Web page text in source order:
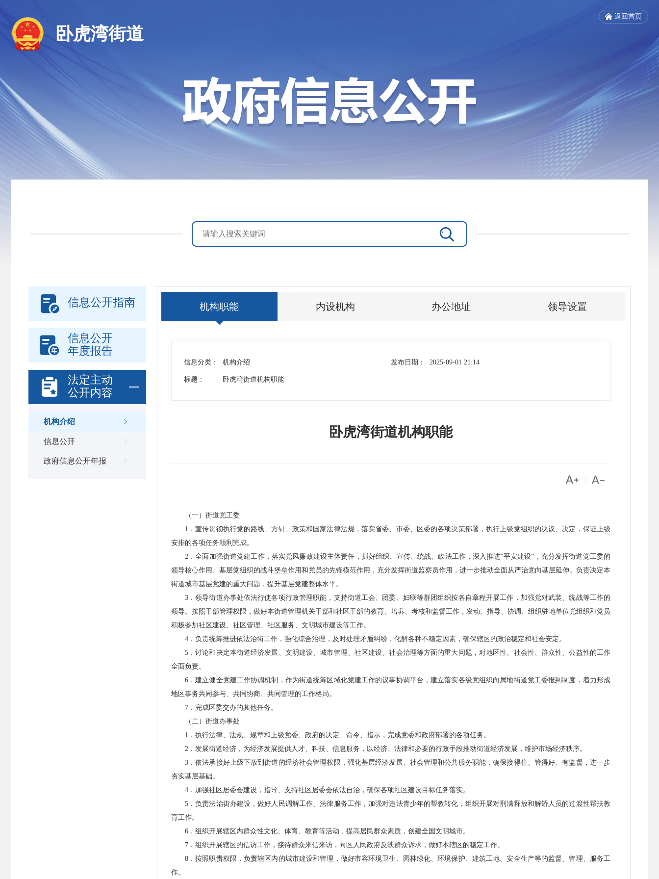
卧虎湾街道
 返回首页

 信息公开指南

信息公开
年度报告

法定主动
公开内容

机构介绍

信息公开

政府信息公开年报
机构职能 内设机构 办公地址 领导设置
信息分类： 机构介绍 发布日期： 2025-09-01 21:14
标题： 卧虎湾街道机构职能
卧虎湾街道机构职能
 
（一）街道党工委
1．宣传贯彻执行党的路线、方针、政策和国家法律法规，落实省委、市委、区委的各项决策部署，执行上级党组织的决议、决定，保证上级
安排的各项任务顺利完成。
2．全面加强街道党建工作，落实党风廉政建设主体责任，抓好组织、宣传、统战、政法工作，深入推进“平安建设”，充分发挥街道党工委的
领导核心作用、基层党组织的战斗堡垒作用和党员的先锋模范作用，充分发挥街道监察员作用，进一步推动全面从严治党向基层延伸。负责决定本
街道城市基层党建的重大问题，提升基层党建整体水平。
3．领导街道办事处依法行使各项行政管理职能，支持街道工会、团委、妇联等群团组织按各自章程开展工作，加强党对武装、统战等工作的
领导。按照干部管理权限，做好本街道管理机关干部和社区干部的教育、培养、考核和监督工作，发动、指导、协调、组织驻地单位党组织和党员
积极参加社区建设、社区管理、社区服务、文明城市建设等工作。
4．负责统筹推进依法治街工作，强化综合治理，及时处理矛盾纠纷，化解各种不稳定因素，确保辖区的政治稳定和社会安定。
5．讨论和决定本街道经济发展、文明建设、城市管理、社区建设、社会治理等方面的重大问题，对地区性、社会性、群众性、公益性的工作
全面负责。
6．建立健全党建工作协调机制，作为街道统筹区域化党建工作的议事协调平台，建立落实各级党组织向属地街道党工委报到制度，着力形成
地区事务共同参与、共同协商、共同管理的工作格局。
7．完成区委交办的其他任务。
（二）街道办事处
1．执行法律、法规、规章和上级党委、政府的决定、命令、指示，完成党委和政府部署的各项任务。
2．发展街道经济，为经济发展提供人才、科技、信息服务，以经济、法律和必要的行政手段推动街道经济发展，维护市场经济秩序。
3．依法承接好上级下放到街道的经济社会管理权限，强化基层经济发展、社会管理和公共服务职能，确保接得住、管得好、有监督，进一步
夯实基层基础。
4．加强社区居委会建设，指导、支持社区居委会依法自治，确保各项社区建设目标任务落实。
5．负责法治街办建设，做好人民调解工作、法律服务工作，加强对违法青少年的帮教转化，组织开展对刑满释放和解矫人员的过渡性帮扶教
育工作。
6．组织开展辖区内群众性文化、体育、教育等活动，提高居民群众素质，创建全国文明城市。
7．组织开展辖区的信访工作，接待群众来信来访，向区人民政府反映群众诉求，做好本辖区的稳定工作。
8．按照职责权限，负责辖区内的城市建设和管理，做好市容环境卫生、园林绿化、环境保护、建筑工地、安全生产等的监督、管理、服务工
作。